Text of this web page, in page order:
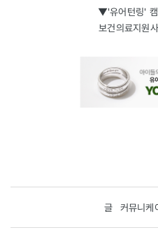
▼'유어턴링'
보건의료지원
글 커뮤니케